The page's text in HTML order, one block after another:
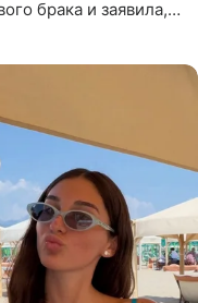
брака и заявила,